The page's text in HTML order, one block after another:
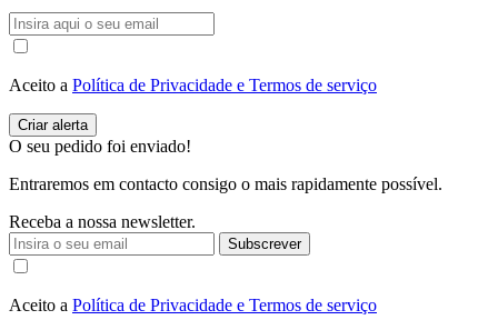
Aceito a Política de Privacidade e Termos de serviço
O seu pedido foi enviado!
Entraremos em contacto consigo o mais rapidamente possível.
Receba a nossa newsletter.
Subscrever
Aceito a Política de Privacidade e Termos de serviço